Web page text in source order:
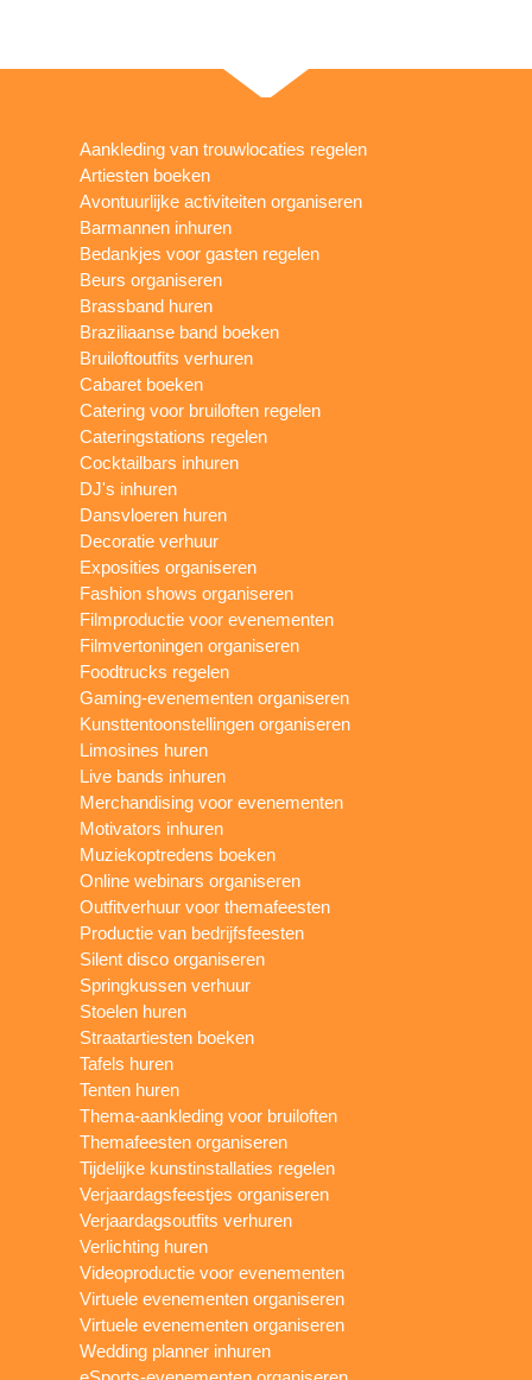
Aankleding van trouwlocaties regelen
Artiesten boeken
Avontuurlijke activiteiten organiseren
Barmannen inhuren
Bedankjes voor gasten regelen
Beurs organiseren
Brassband huren
Braziliaanse band boeken
Bruiloftoutfits verhuren
Cabaret boeken
Catering voor bruiloften regelen
Cateringstations regelen
Cocktailbars inhuren
DJ's inhuren
Dansvloeren huren
Decoratie verhuur
Exposities organiseren
Fashion shows organiseren
Filmproductie voor evenementen
Filmvertoningen organiseren
Foodtrucks regelen
Gaming-evenementen organiseren
Kunsttentoonstellingen organiseren
Limosines huren
Live bands inhuren
Merchandising voor evenementen
Motivators inhuren
Muziekoptredens boeken
Online webinars organiseren
Outfitverhuur voor themafeesten
Productie van bedrijfsfeesten
Silent disco organiseren
Springkussen verhuur
Stoelen huren
Straatartiesten boeken
Tafels huren
Tenten huren
Thema-aankleding voor bruiloften
Themafeesten organiseren
Tijdelijke kunstinstallaties regelen
Verjaardagsfeestjes organiseren
Verjaardagsoutfits verhuren
Verlichting huren
Videoproductie voor evenementen
Virtuele evenementen organiseren
Virtuele evenementen organiseren
Wedding planner inhuren